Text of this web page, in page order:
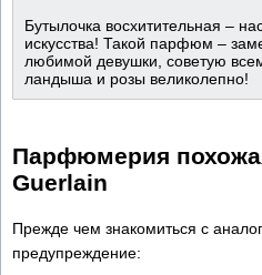
Бутылочка восхитительная –
искусства! Такой парфюм –
любимой девушки, советую
ландыша и розы великолепно!
Парфюмерия
Guerlain
Прежде чем знакомиться с
предупреждение: